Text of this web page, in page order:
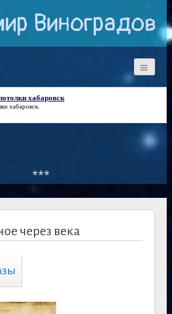
Виноградов
хабаровск
хабаровск.
***
через века